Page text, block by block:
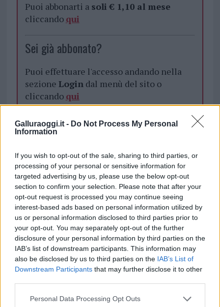
Galluraoggi.it - Do Not Process My Personal
Information
If you wish to opt-out of the sale, sharing to third parties, or
processing of your personal or sensitive information for
targeted advertising by us, please use the below opt-out
section to confirm your selection. Please note that after your
opt-out request is processed you may continue seeing
interest-based ads based on personal information utilized by
us or personal information disclosed to third parties prior to
your opt-out. You may separately opt-out of the further
disclosure of your personal information by third parties on the
IAB’s list of downstream participants. This information may
also be disclosed by us to third parties on the IAB’s List of
Downstream Participants that may further disclose it to other
Please note that this website/app uses one or more Google
Personal Data Processing Opt Outs
Puoi abbonarti a soli € 1,10 al mese
cliccando qui
Sei già abbonato?
Puoi effettuare l'accesso andando nella
sezione Logindal menù del sito o
cliccando qui
TEMI: Maury’s Tempio
Notizie in tempo reale?
Entra nel canale telegram di
GalluraOggi.it
Inviaci le tue segnalazioni,
i tuoi video e le tue foto
Su WhatsApp al numero +39
345 356 7512